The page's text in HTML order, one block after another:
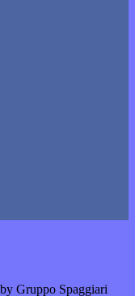
Gruppo Spaggiari